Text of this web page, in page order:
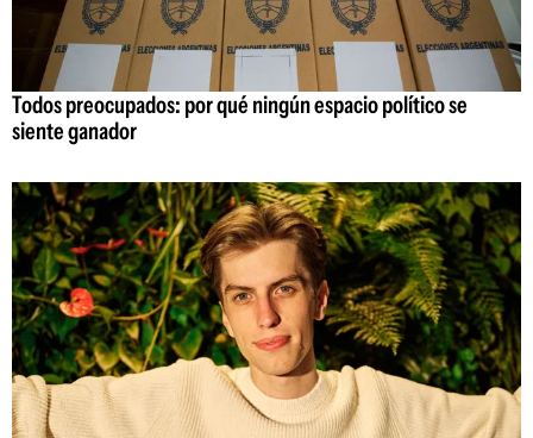
Todos preocupados: por qué ningún espacio político se
siente ganador